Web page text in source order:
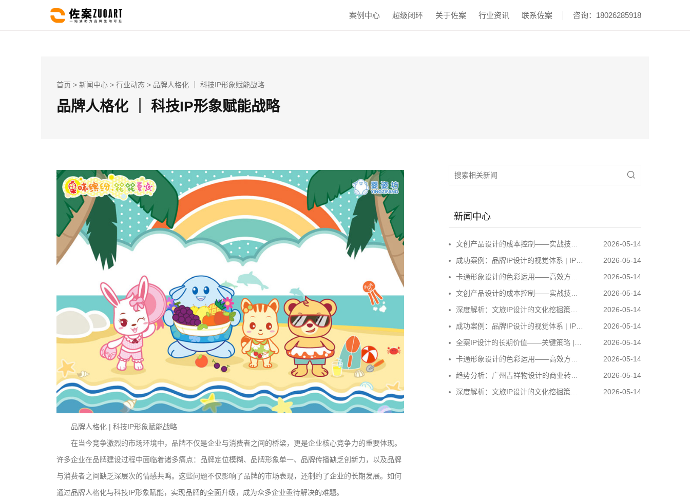
咨询：18026285918
案例中心 超级闭环 关于佐案 行业资讯 联系佐案
首页 > 新闻中心 > 行业动态 > 品牌人格化 ｜ 科技IP形象赋能战略
品牌人格化 ｜ 科技IP形象赋能战略
品牌人格化 | 科技IP形象赋能战略
在当今竞争激烈的市场环境中，品牌不仅是企业与消费者之间的桥梁，更是企业核心竞争力的重要体现。
许多企业在品牌建设过程中面临着诸多痛点：品牌定位模糊、品牌形象单一、品牌传播缺乏创新力，以及品牌
与消费者之间缺乏深层次的情感共鸣。这些问题不仅影响了品牌的市场表现，还制约了企业的长期发展。如何
通过品牌人格化与科技IP形象赋能，实现品牌的全面升级，成为众多企业亟待解决的难题。

新闻中心
2026-05-14
文创产品设计的成本控制——实战技巧 | IP设计公司-佐案设计
2026-05-14
成功案例：品牌IP设计的视觉体系 | IP设计公司-佐案设计
2026-05-14
卡通形象设计的色彩运用——高效方案 | IP设计公司-佐案设计
2026-05-14
文创产品设计的成本控制——实战技巧 | IP设计公司-佐案设计
2026-05-14
深度解析：文旅IP设计的文化挖掘策略 | IP设计公司-佐案设计
2026-05-14
成功案例：品牌IP设计的视觉体系 | IP设计公司-佐案设计
2026-05-14
全案IP设计的长期价值——关键策略 | IP设计公司-佐案设计
2026-05-14
卡通形象设计的色彩运用——高效方案 | IP设计公司-佐案设计
2026-05-14
趋势分析：广州吉祥物设计的商业转化 | IP设计公司-佐案设计
2026-05-14
深度解析：文旅IP设计的文化挖掘策略 | IP设计公司-佐案设计